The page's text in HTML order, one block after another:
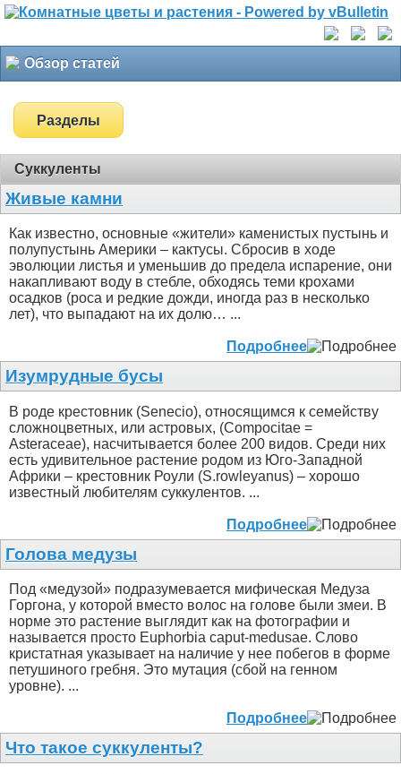
Обзор статей
Разделы
Суккуленты
Живые камни
Как известно, основные «жители» каменистых пустынь и
полупустынь Америки – кактусы. Сбросив в ходе
эволюции листья и уменьшив до предела испарение, они
накапливают воду в стебле, обходясь теми крохами
осадков (роса и редкие дожди, иногда раз в несколько
лет), что выпадают на их долю… ...
Подробнее
Изумрудные бусы
В роде крестовник (Senecio), относящимся к семейству
сложноцветных, или астровых, (Compocitae =
Asteraceae), насчитывается более 200 видов. Среди них
есть удивительное растение родом из Юго-Западной
Африки – крестовник Роули (S.rowleyanus) – хорошо
известный любителям суккулентов. ...
Подробнее
Голова медузы
Под «медузой» подразумевается мифическая Медуза
Горгона, у которой вместо волос на голове были змеи. В
норме это растение выглядит как на фотографии и
называется просто Euphorbia caput-medusae. Слово
кристатная указывает на наличие у нее побегов в форме
петушиного гребня. Это мутация (сбой на генном
уровне). ...
Подробнее
Что такое суккуленты?